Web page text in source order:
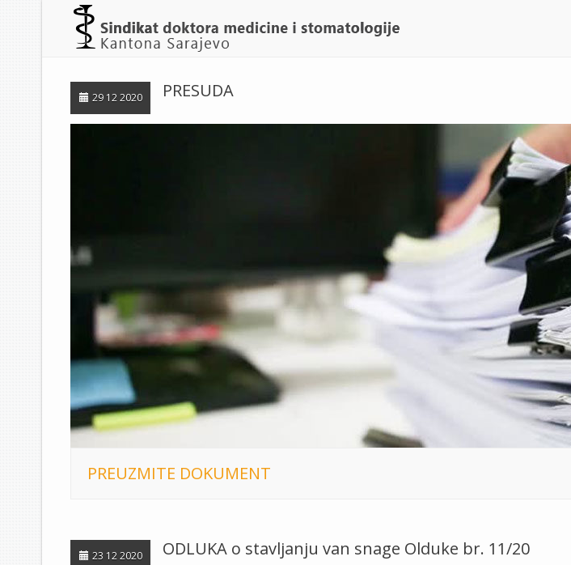
29 12 2020 PRESUDA
PREUZMITE DOKUMENT
23 12 2020 ODLUKA o stavljanju van snage Olduke br. 11/20